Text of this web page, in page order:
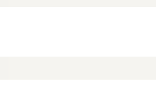
Paris XVe